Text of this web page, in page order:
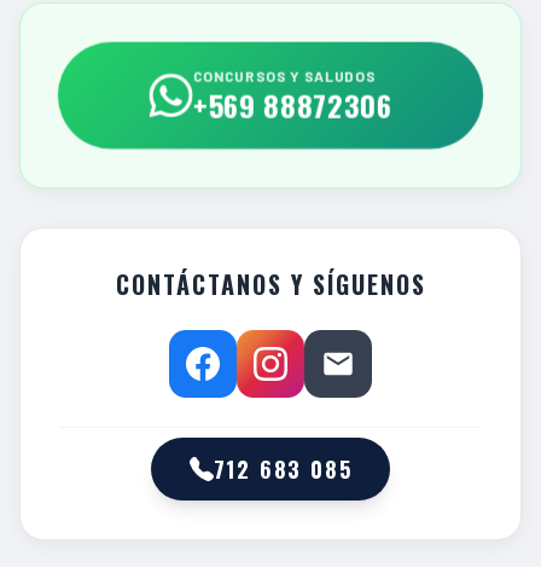
CONCURSOS Y SALUDOS
+569 88872306
CONTÁCTANOS Y SÍGUENOS
712 683 085